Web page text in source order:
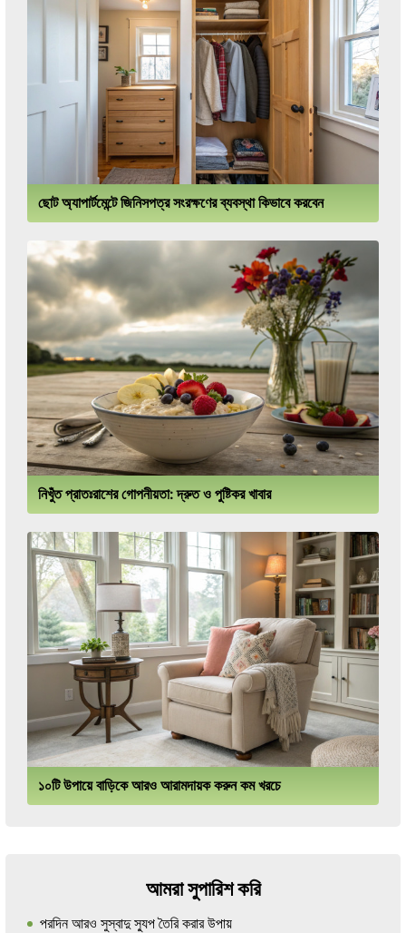
ছোট অ্যাপার্টমেন্টে জিনিসপত্র সংরক্ষণের ব্যবস্থা কিভাবে করবেন
নিখুঁত প্রাতঃরাশের গোপনীয়তা: দ্রুত ও পুষ্টিকর খাবার
১০টি উপায়ে বাড়িকে আরও আরামদায়ক করুন কম খরচে
আমরা সুপারিশ করি
পরদিন আরও সুস্বাদু স্যুপ তৈরি করার উপায়